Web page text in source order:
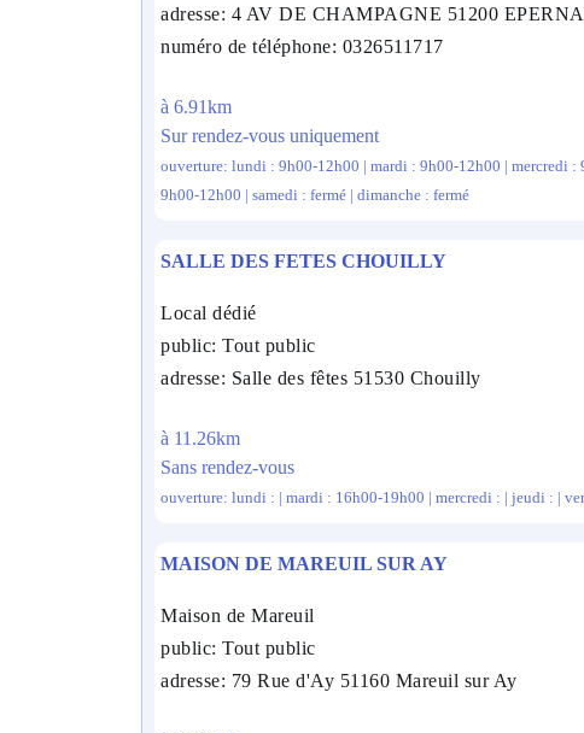
adresse: 4 AV DE CHAMPAGNE 51200
numéro de téléphone: 0326511717
à 6.91km
Sur rendez-vous uniquement
ouverture: lundi : 9h00-12h00 | mardi : 9h00-12h00 | mercredi
9h00-12h00 | samedi : fermé | dimanche : fermé
SALLE DES FETES CHOUILLY
Local dédié
public: Tout public
adresse: Salle des fêtes 51530 Chouilly
à 11.26km
Sans rendez-vous
ouverture: lundi : | mardi : 16h00-19h00 | mercredi : | jeudi : |
MAISON DE MAREUIL SUR AY
Maison de Mareuil
public: Tout public
adresse: 79 Rue d'Ay 51160 Mareuil sur Ay